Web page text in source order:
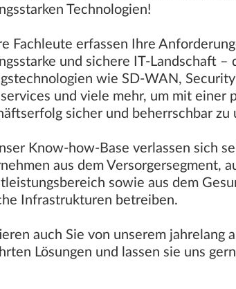
Technologien!
Fachleute erfassen Ihre
und sichere IT-Landschaft –
wie SD-WAN,
und viele mehr, um mit einer
sicher und beherrschbar zu
Know-how-Base verlassen sich
aus dem Versorgersegment,
sowie aus dem
Infrastrukturen betreiben.
auch Sie von unserem jahrelang
Lösungen und lassen sie uns